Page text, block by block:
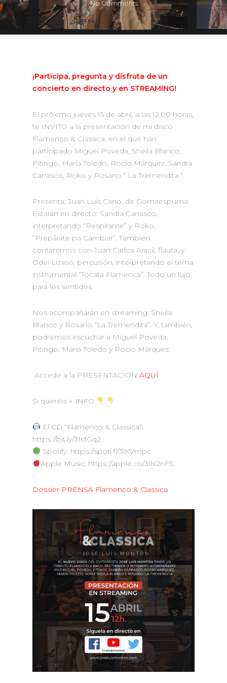
No Comments
¡Participa, pregunta y disfruta de un
concierto en directo y en STREAMING!
El próximo jueves 15 de abril, a las 12.00 horas,
te INVITO a la presentación de mi disco
Flamenco & Classica, en el que han
participado Miguel Poveda, Sheila Blanco,
Pitingo, María Toledo, Rocío Márquez, Sandra
Carrasco, Roko y Rosario ” La Tremendita “.
Presenta: Juan Luis Cano, de Gomaespuma.
Estarán en directo: Sandra Carrasco,
interpretando “Respirame” y Roko,
“Prepárate pa Cambiar”.También
contaremos con Juan Carlos Aracil, flauta, y
Odei Lizaso, percusión, interpretando el tema
instrumental “Tocata Flamenca”.Todo un lujo
para los sentidos.
Nos acompañarán en streaming: Sheila
Blanco y Rosario “La Tremendita”. Y, también,
podremos escuchar a Miguel Poveda,
Pitingo, María Toledo y Rocío Márquez.
Accede a la PRESENTACIÓN AQUÍ
Si queréis + INFO
El CD “Flamenco & Classica”:
https://bit.ly/31cfGq2
Spotify: https://spoti.fi/3lKVmpc
Apple Music: https://apple.co/3lN2nFS
Dossier PRENSA Flamenco & Classica